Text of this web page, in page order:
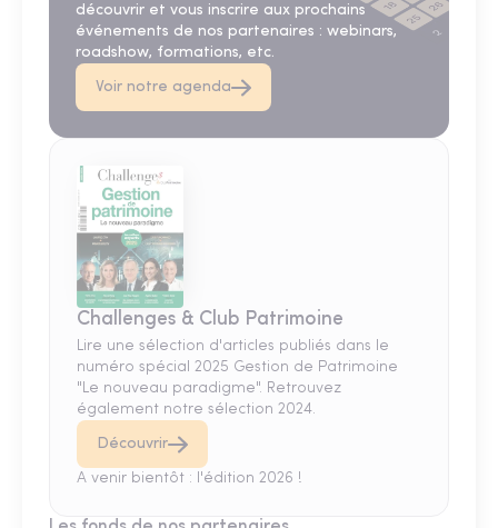
découvrir et vous inscrire aux prochains
événements de nos partenaires : webinars,
roadshow, formations, etc.
Voir notre agenda
Challenges & Club Patrimoine
Lire une sélection d'articles publiés dans le
numéro spécial 2025 Gestion de Patrimoine
"Le nouveau paradigme". Retrouvez
également notre sélection 2024.
Découvrir
A venir bientôt : l'édition 2026 !